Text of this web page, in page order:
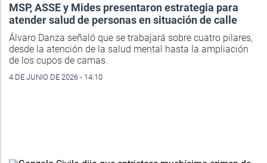
MSP, ASSE y Mides presentaron estrategia para
atender salud de personas en situación de calle
Álvaro Danza señaló que se trabajará sobre cuatro pilares,
desde la atención de la salud mental hasta la ampliación
de los cupos de camas.
4 DE JUNIO DE 2026 - 14:10